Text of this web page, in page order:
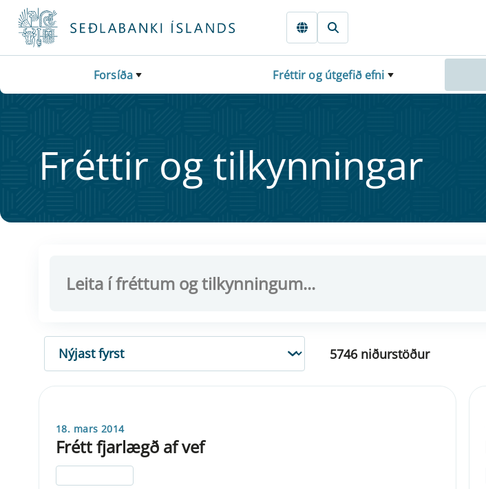
Fara beint í Meginmál
Forsíða Fréttir og útgefið efni
Frétt­ir og til­kynn­ing­ar
RÖÐUN
5746 niðurstöður
18. mars 2014
Frétt fjarlægð af vef